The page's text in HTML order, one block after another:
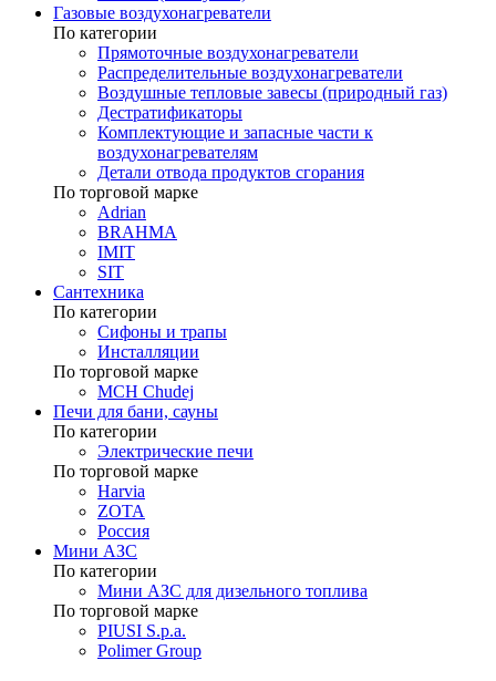
Газовые воздухонагреватели
По категории
Прямоточные воздухонагреватели
Распределительные воздухонагреватели
Воздушные тепловые завесы (природный газ)
Дестратификаторы
Комплектующие и запасные части к
воздухонагревателям
Детали отвода продуктов сгорания
По торговой марке
Adrian
BRAHMA
IMIT
SIT
Сантехника
По категории
Сифоны и трапы
Инсталляции
По торговой марке
MCH Chudej
Печи для бани, сауны
По категории
Электрические печи
По торговой марке
Harvia
ZOTA
Россия
Мини АЗС
По категории
Мини АЗС для дизельного топлива
По торговой марке
PIUSI S.p.a.
Polimer Group